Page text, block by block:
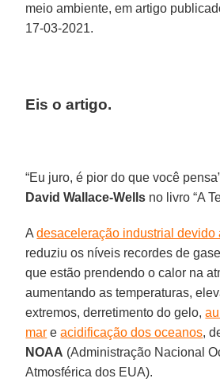
meio ambiente, em artigo
17-03-2021.
Eis o artigo.
“Eu juro, é pior do que você
David Wallace-Wells no livro “A
Adesaceleração industrial devido
reduziu os níveis recordes de
que estão prendendo o calor na
aumentando as temperaturas,
extremos, derretimento do gelo,
mar eacidificação dos oceanos,
NOAA (Administração Nacional
Atmosférica dos EUA).